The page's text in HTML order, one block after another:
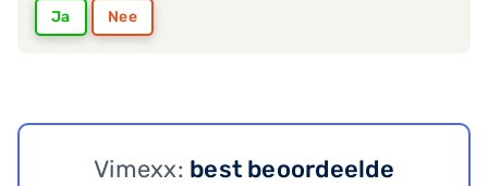
Ja Nee
Vimexx: best beoordeelde